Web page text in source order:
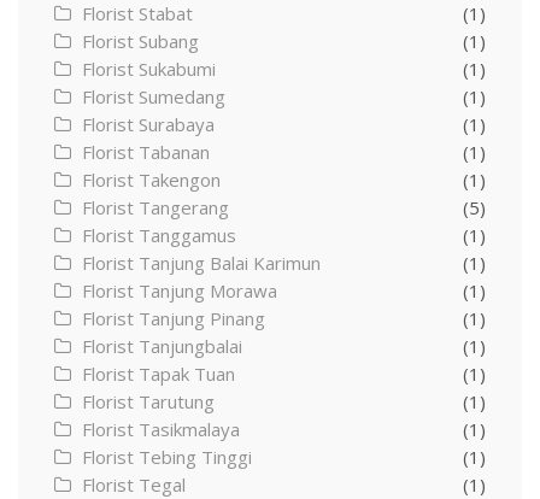
Florist Stabat
(1)
Florist Subang
(1)
Florist Sukabumi
(1)
Florist Sumedang
(1)
Florist Surabaya
(1)
Florist Tabanan
(1)
Florist Takengon
(1)
Florist Tangerang
(5)
Florist Tanggamus
(1)
Florist Tanjung Balai Karimun
(1)
Florist Tanjung Morawa
(1)
Florist Tanjung Pinang
(1)
Florist Tanjungbalai
(1)
Florist Tapak Tuan
(1)
Florist Tarutung
(1)
Florist Tasikmalaya
(1)
Florist Tebing Tinggi
(1)
Florist Tegal
(1)